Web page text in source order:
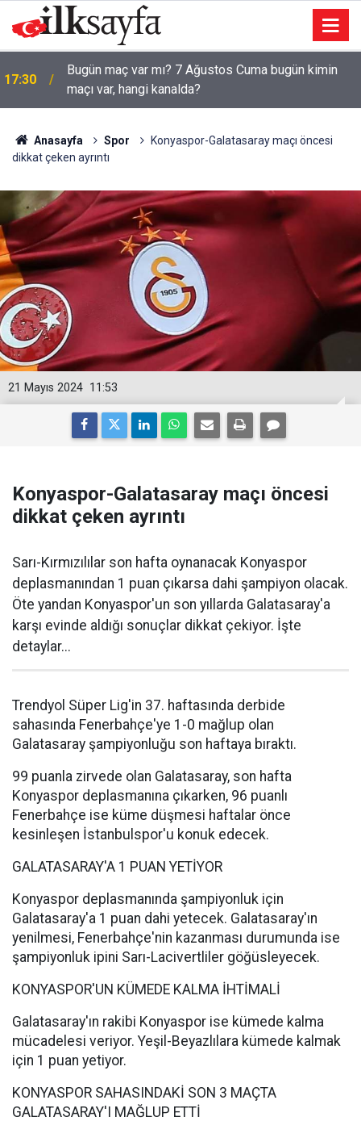
17:30
Bugün maç var mı? 7 Ağustos Cuma bugün kimin
maçı var, hangi kanalda?
Anasayfa Spor
Konyaspor-Galatasaray maçı öncesi
dikkat çeken ayrıntı
11:53
21 Mayıs 2024
Konyaspor-Galatasaray maçı öncesi
dikkat çeken ayrıntı
Sarı-Kırmızılılar son hafta oynanacak Konyaspor
deplasmanından 1 puan çıkarsa dahi şampiyon olacak.
Öte yandan Konyaspor'un son yıllarda Galatasaray'a
karşı evinde aldığı sonuçlar dikkat çekiyor. İşte
detaylar...
Trendyol Süper Lig'in 37. haftasında derbide
sahasında Fenerbahçe'ye 1-0 mağlup olan
Galatasaray şampiyonluğu son haftaya bıraktı.
99 puanla zirvede olan Galatasaray, son hafta
Konyaspor deplasmanına çıkarken, 96 puanlı
Fenerbahçe ise küme düşmesi haftalar önce
kesinleşen İstanbulspor'u konuk edecek.
GALATASARAY'A 1 PUAN YETİYOR
Konyaspor deplasmanında şampiyonluk için
Galatasaray'a 1 puan dahi yetecek. Galatasaray'ın
yenilmesi, Fenerbahçe'nin kazanması durumunda ise
şampiyonluk ipini Sarı-Lacivertliler göğüsleyecek.
KONYASPOR'UN KÜMEDE KALMA İHTİMALİ
Galatasaray'ın rakibi Konyaspor ise kümede kalma
mücadelesi veriyor. Yeşil-Beyazlılara kümede kalmak
için 1 puan yetiyor.
KONYASPOR SAHASINDAKİ SON 3 MAÇTA
GALATASARAY'I MAĞLUP ETTİ